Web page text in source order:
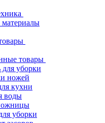
материалы
товары
уборки
ножей
кухни
воды
уборки